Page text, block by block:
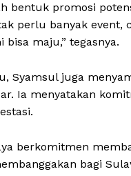
bentuk promosi
perlu banyak
maju,” tegasnya.
Syamsul juga
Ia menyatakan
berkomitmen
bagi